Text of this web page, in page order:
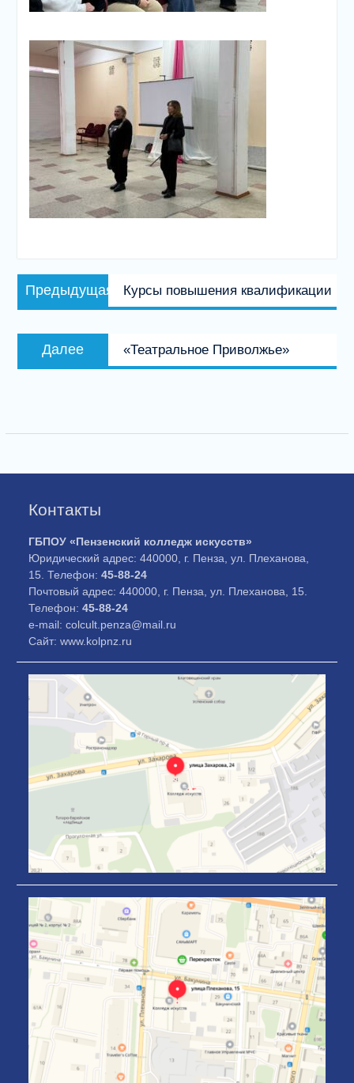
Навигация
по
Предыдущая
запись:
Курсы повышения квалификации
Далее
запись:
«Театральное Приволжье»
Контакты
ГБПОУ «Пензенский колледж искусств»
Юридический адрес: 440000, г. Пенза, ул. Плеханова,
15. Телефон:45-88-24
Почтовый адрес: 440000, г. Пенза, ул. Плеханова, 15.
Телефон:45-88-24
e-mail: colcult.penza@mail.ru
Сайт: www.kolpnz.ru